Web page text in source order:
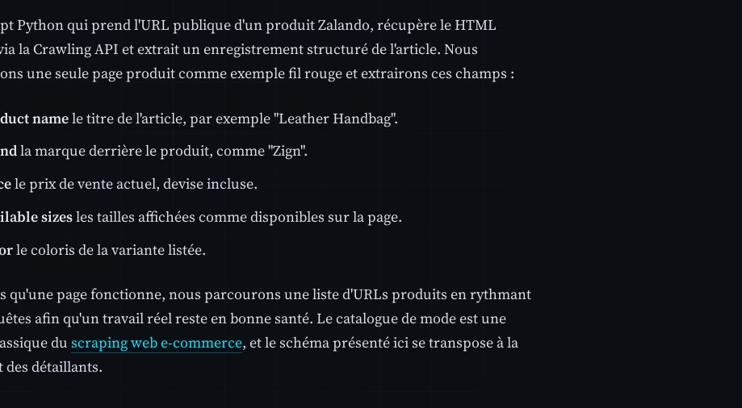
Python qui prend l'URL publique d'un produit Zalando, récupère le HTML
la Crawling API et extrait un enregistrement structuré de l'article. Nous
une seule page produit comme exemple fil rouge et extrairons ces champs :
namele titre de l'article, par exemple "Leather Handbag".
la marque derrière le produit, comme "Zign".
le prix de vente actuel, devise incluse.
sizesles tailles affichées comme disponibles sur la page.
le coloris de la variante listée.
qu'une page fonctionne, nous parcourons une liste d'URLs produits en rythmant
afin qu'un travail réel reste en bonne santé. Le catalogue de mode est une
du scraping web e-commerce, et le schéma présenté ici se transpose à la
détaillants.